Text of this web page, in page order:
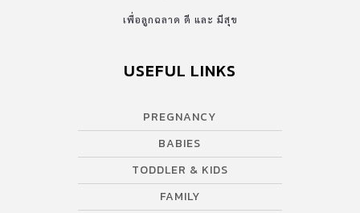
เพื่อลูกฉลาด ดี และ มีสุข
USEFUL LINKS
PREGNANCY
BABIES
TODDLER & KIDS
FAMILY